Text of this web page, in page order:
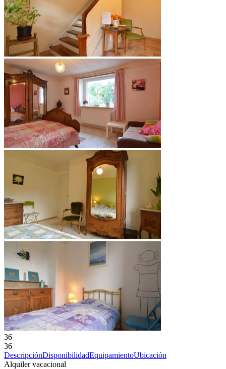
36
36
DescripciónDisponibilidadEquipamientoUbicación
Alquiler vacacional